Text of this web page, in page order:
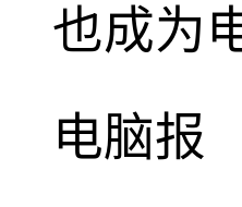
也成为
电脑报